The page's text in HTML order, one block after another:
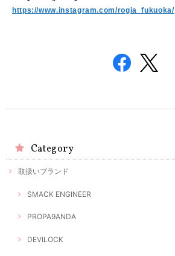
https://www.instagram.com/rogia_fukuoka/
Category
取扱いブランド
SMACK ENGINEER
PROPA9ANDA
DEVILOCK